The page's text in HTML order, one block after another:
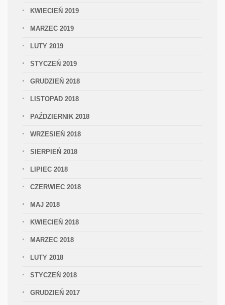
KWIECIEŃ 2019
MARZEC 2019
LUTY 2019
STYCZEŃ 2019
GRUDZIEŃ 2018
LISTOPAD 2018
PAŹDZIERNIK 2018
WRZESIEŃ 2018
SIERPIEŃ 2018
LIPIEC 2018
CZERWIEC 2018
MAJ 2018
KWIECIEŃ 2018
MARZEC 2018
LUTY 2018
STYCZEŃ 2018
GRUDZIEŃ 2017